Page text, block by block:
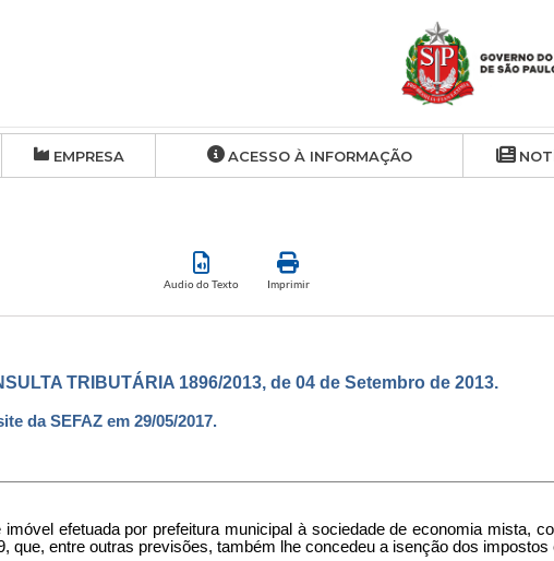
EMPRESA ACESSO À INFORMAÇÃO
Audio do Texto Imprimir
TRIBUTÁRIA 1896/2013, de 04 de Setembro de 2013.
da SEFAZ em 29/05/2017.
imóvel efetuada por prefeitura municipal à sociedade de economia mista,
que, entre outras previsões, também lhe concedeu a isenção dos impostos